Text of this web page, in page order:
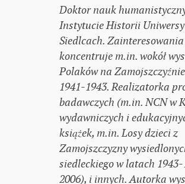
Doktor nauk
Instytucie Historii
Siedlcach.
koncentruje m.in. wokół
Polaków na
1941-1943. Realizatorka
badawczych (m.in. NCN w
wydawniczych i
książek, m.in. Losy dzieci z
Zamojszczyzny
siedleckiego w latach 1943-
2006), i innych. Autorka